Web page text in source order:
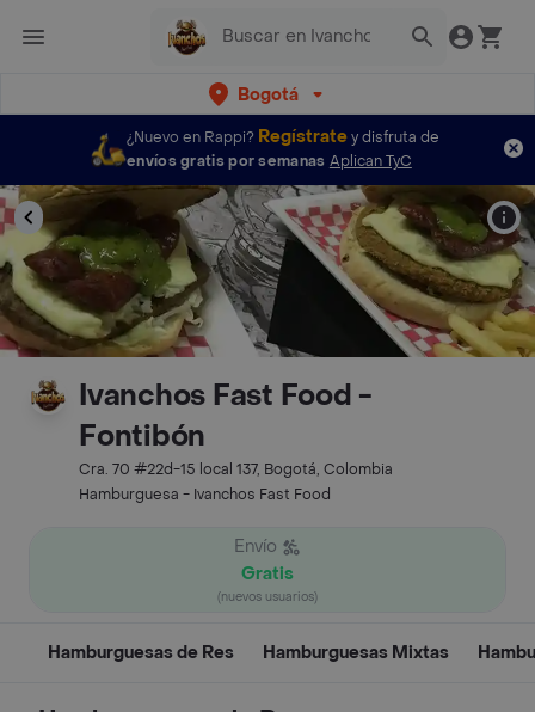
Bogotá
¿Nuevo en Rappi? Regístratey disfruta de
envíos gratis por semanas Aplican TyC
Ivanchos Fast Food -
Fontibón
Cra. 70 #22d-15 local 137, Bogotá, Colombia
Hamburguesa - Ivanchos Fast Food
Envío
Gratis
(nuevos usuarios)
Hamburguesas de Res Hamburguesas Mixtas